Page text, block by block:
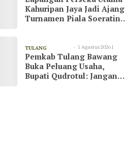
BAWANG
Kahuripan Jaya Jadi Ajang
Turnamen Piala Soeratin
TULANG
BAWANG
1 Agustus 2026 |
23:07
Pemkab Tulang Bawang
Buka Peluang Usaha,
Bupati Qudrotul: Jangan